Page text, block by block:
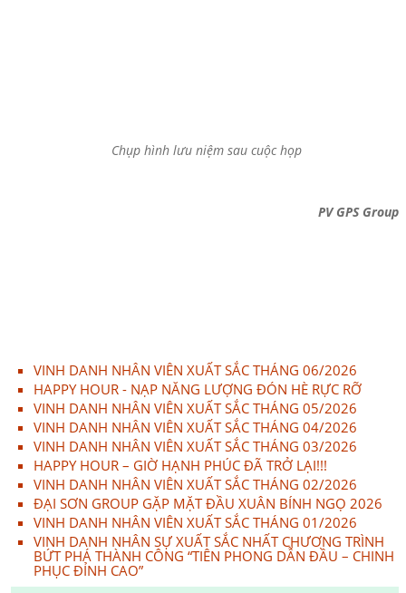
Chụp hình lưu niệm sau cuộc họp
PV GPS Group
VINH DANH NHÂN VIÊN XUẤT SẮC THÁNG 06/2026
HAPPY HOUR - NẠP NĂNG LƯỢNG ĐÓN HÈ RỰC RỠ
VINH DANH NHÂN VIÊN XUẤT SẮC THÁNG 05/2026
VINH DANH NHÂN VIÊN XUẤT SẮC THÁNG 04/2026
VINH DANH NHÂN VIÊN XUẤT SẮC THÁNG 03/2026
HAPPY HOUR – GIỜ HẠNH PHÚC ĐÃ TRỞ LẠI!!!
VINH DANH NHÂN VIÊN XUẤT SẮC THÁNG 02/2026
ĐẠI SƠN GROUP GẶP MẶT ĐẦU XUÂN BÍNH NGỌ 2026
VINH DANH NHÂN VIÊN XUẤT SẮC THÁNG 01/2026
VINH DANH NHÂN SỰ XUẤT SẮC NHẤT CHƯƠNG TRÌNH
BỨT PHÁ THÀNH CÔNG “TIÊN PHONG DẪN ĐẦU – CHINH
PHỤC ĐỈNH CAO”